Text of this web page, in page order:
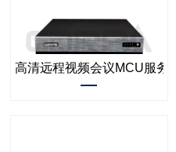
高清远程视频会议MCU服务器